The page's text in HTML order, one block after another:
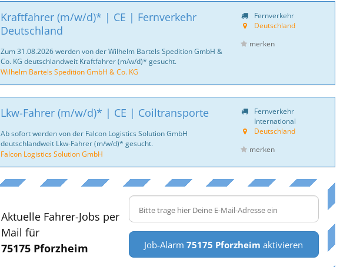
Kraftfahrer (m/w/d)* | CE | Fernverkehr
Deutschland
Zum 31.08.2026 werden von der Wilhelm Bartels Spedition GmbH &
Co. KG deutschlandweit Kraftfahrer (m/w/d)* gesucht.
Wilhelm Bartels Spedition GmbH & Co. KG
Fernverkehr
Deutschland
merken
Lkw-Fahrer (m/w/d)* | CE | Coiltransporte
Ab sofort werden von der Falcon Logistics Solution GmbH
deutschlandweit Lkw-Fahrer (m/w/d)* gesucht.
Falcon Logistics Solution GmbH
Fernverkehr
International
Deutschland
merken
Aktuelle Fahrer-Jobs per
Mail für
75175 Pforzheim
Job-Alarm75175 Pforzheim aktivieren